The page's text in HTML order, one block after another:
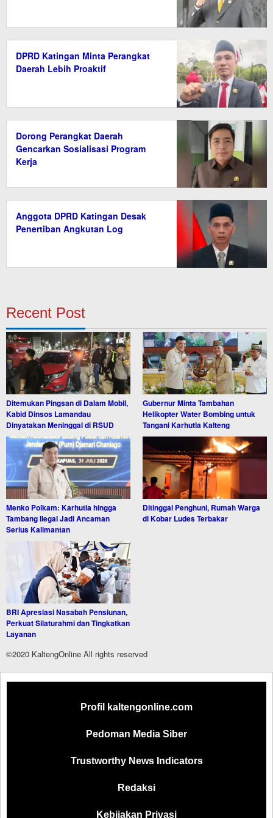
DPRD Katingan Minta Perangkat
Daerah Lebih Proaktif
Dorong Perangkat Daerah
Gencarkan Sosialisasi Program
Kerja
Anggota DPRD Katingan Desak
Penertiban Angkutan Log
Recent Post
Ditemukan Pingsan di Dalam Mobil,
Kabid Dinsos Lamandau
Dinyatakan Meninggal di RSUD
Gubernur Minta Tambahan
Helikopter Water Bombing untuk
Tangani Karhutla Kalteng
Menko Polkam: Karhutla hingga
Tambang Ilegal Jadi Ancaman
Serius Kalimantan
Ditinggal Penghuni, Rumah Warga
di Kobar Ludes Terbakar
BRI Apresiasi Nasabah Pensiunan,
Perkuat Silaturahmi dan Tingkatkan
Layanan
©2020 KaltengOnline All rights reserved
Profil kaltengonline.com
Pedoman Media Siber
Trustworthy News Indicators
Redaksi
Kebijakan Privasi